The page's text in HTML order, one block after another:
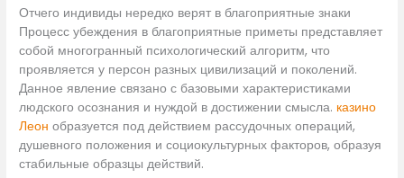
Отчего индивиды нередко верят в благоприятные знаки
Процесс убеждения в благоприятные приметы представляет
собой многогранный психологический алгоритм, что
проявляется у персон разных цивилизаций и поколений.
Данное явление связано с базовыми характеристиками
людского осознания и нуждой в достижении смысла. казино
Леон образуется под действием рассудочных операций,
душевного положения и социокультурных факторов, образуя
стабильные образцы действий.